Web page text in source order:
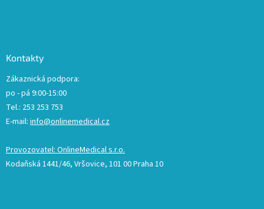
Kontakty
Zákaznická podpora:
po - pá 9:00-15:00
Tel.: 253 253 753
E-mail: info@onlinemedical.cz
Provozovatel: OnlineMedical s.r.o.
Kodaňská 1441/46, Vršovice, 101 00 Praha 10